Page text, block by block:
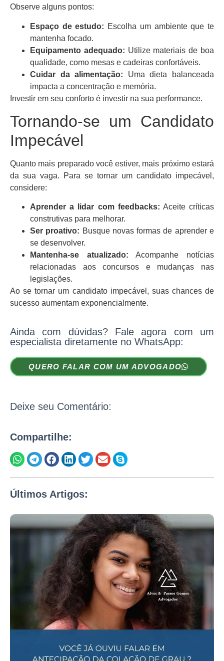
Observe alguns pontos:
Espaço de estudo: Escolha um ambiente que te
mantenha focado.
Equipamento adequado: Utilize materiais de boa
qualidade, como mesas e cadeiras confortáveis.
Cuidar da alimentação: Uma dieta balanceada
impacta a concentração e memória.
Investir em seu conforto é investir na sua performance.
Tornando-se um Candidato
Impecável
Quanto mais preparado você estiver, mais próximo estará
da sua vaga. Para se tornar um candidato impecável,
considere:
Aprender a lidar com feedbacks: Aceite críticas
construtivas para melhorar.
Ser proativo: Busque novas formas de aprender e
se desenvolver.
Mantenha-se atualizado: Acompanhe notícias
relacionadas aos concursos e mudanças nas
legislações.
Ao se tornar um candidato impecável, suas chances de
sucesso aumentam exponencialmente.
Ainda com dúvidas? Fale agora com um
especialista diretamente no WhatsApp:
QUERO FALAR COM UM ADVOGADO
Deixe seu Comentário:
Compartilhe:
Últimos Artigos: